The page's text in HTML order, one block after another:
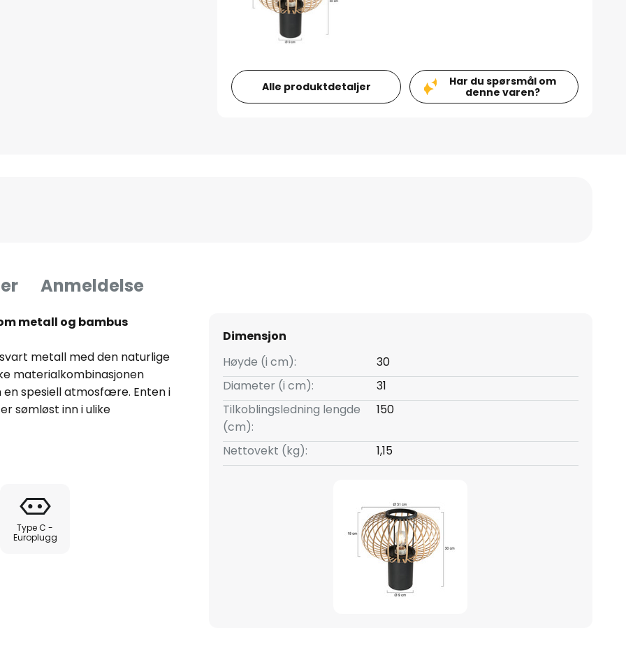
Alle produktdetaljer
Har du spørsmål om
denne varen?
Anmeldelse
metall og bambus
metall med den naturlige
materialkombinasjonen
spesiell atmosfære. Enten i
sømløst inn i ulike
effektfull belysning, men
og den harmoniske
et allsidig element for de
Type C -
Europlugg
Dimensjon
Høyde (i cm):
30
Diameter (i cm):
31
Tilkoblingsledning lengde
(cm):
150
Nettovekt (kg): 1,15